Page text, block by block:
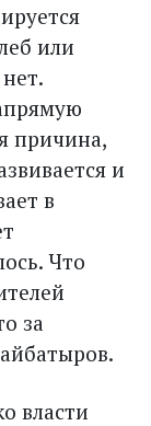
или
причина,
и
в
Что
за
власти